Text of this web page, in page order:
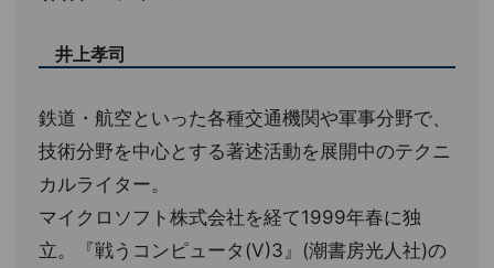
井上孝司
鉄道・航空といった各種交通機関や軍事分野で、
技術分野を中心とする著述活動を展開中のテクニ
カルライター。
マイクロソフト株式会社を経て1999年春に独
立。『戦うコンピュータ(V)3』(潮書房光人社)の